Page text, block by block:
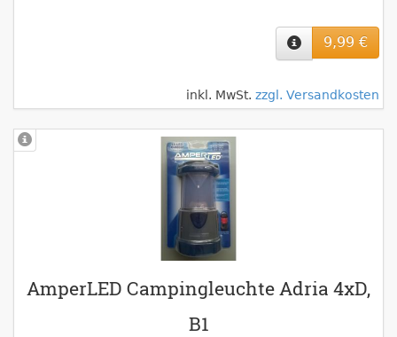
9,99 €
inkl. MwSt. zzgl. Versandkosten
AmperLED Campingleuchte Adria 4xD,
B1